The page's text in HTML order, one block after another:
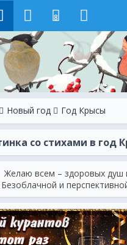
8
Новый год Год Крысы
со стихами в год
Желаю всем – здоровых душ
Безоблачной и